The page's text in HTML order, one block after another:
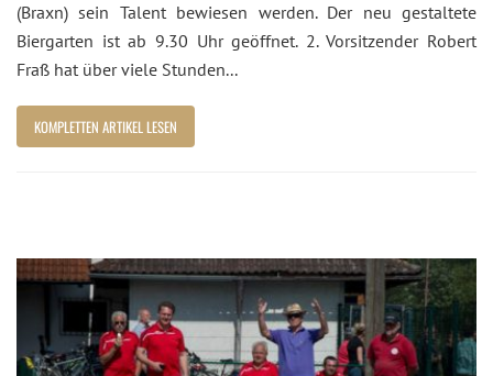
(Braxn) sein Talent bewiesen werden. Der neu gestaltete
Biergarten ist ab 9.30 Uhr geöffnet. 2. Vorsitzender Robert
Fraß hat über viele Stunden...
KOMPLETTEN ARTIKEL LESEN